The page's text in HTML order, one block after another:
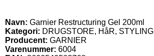
Navn: Garnier Restructuring Gel 200ml
Kategori: DRUGSTORE, HåR, STYLING
Producent: GARNIER
Varenummer: 6004